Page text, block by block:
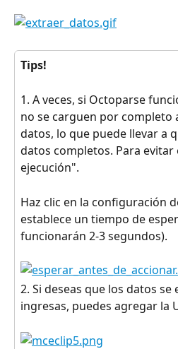
Tips!
1. A veces, si Octoparse
no se carguen por completo
datos, lo que puede llevar a
datos completos. Para
ejecución".
Haz clic en la configuración
establece un tiempo de
funcionarán 2-3 segundos).
2. Si deseas que los datos
ingresas, puedes agregar la